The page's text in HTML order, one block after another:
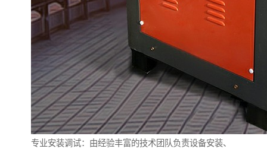
专业安装调试：由经验丰富的技术团队负责设备安装、